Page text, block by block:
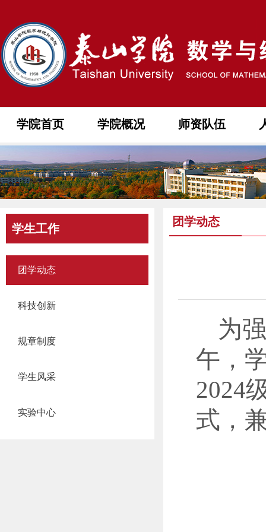
学院首页 学院概况 师资队伍
学生工作
团学动态
科技创新
规章制度
学生风采
实验中心
团学动态
为
午，
2024
式，